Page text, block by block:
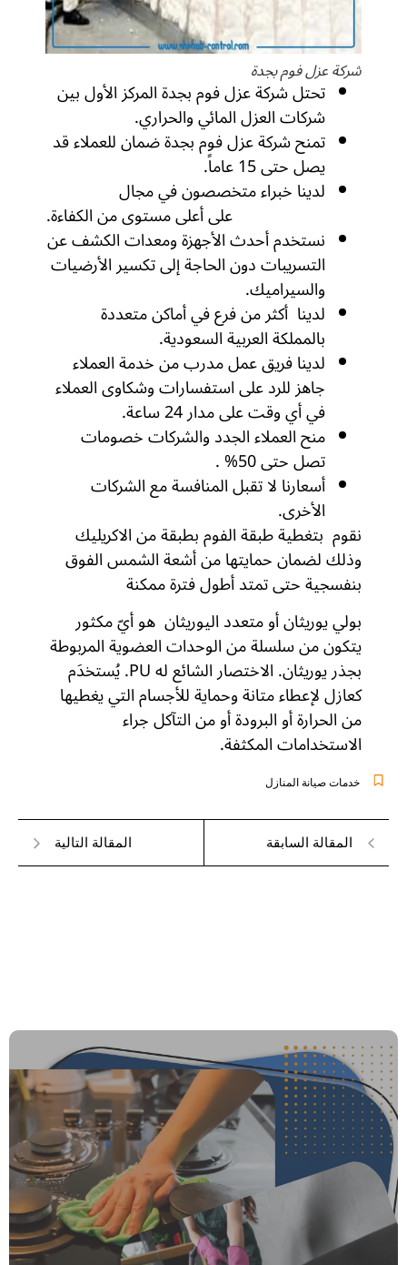
شركة عزل فوم بجدة
تحتل شركة عزل فوم بجدة المركز الأول بين
شركات العزل المائي والحراري.
تمنح شركة عزل فوم بجدة ضمان للعملاء قد
يصل حتى 15 عاماً.
لدينا خبراء متخصصون في مجال
على أعلى مستوى من الكفاءة.
نستخدم أحدث الأجهزة ومعدات الكشف عن
التسريبات دون الحاجة إلى تكسير الأرضيات
والسيراميك.
لدينا أكثر من فرع في أماكن متعددة
بالمملكة العربية السعودية.
لدينا فريق عمل مدرب من خدمة العملاء
جاهز للرد على استفسارات وشكاوى العملاء
في أي وقت على مدار 24 ساعة.
منح العملاء الجدد والشركات خصومات
تصل حتى 50% .
أسعارنا لا تقبل المنافسة مع الشركات
الأخرى.
نقوم بتغطية طبقة الفوم بطبقة من الاكريليك
وذلك لضمان حمايتها من أشعة الشمس الفوق
بنفسجية حتى تمتد أطول فترة ممكنة
بولي يوريثان أو متعدد اليوريثان ‏ هو أيّ مكثور
يتكون من سلسلة من الوحدات العضوية المربوطة
بجذر يوريثان. الاختصار الشائع له PU. يُستخدَم
كعازل لإعطاء متانة وحماية للأجسام التي يغطيها
من الحرارة أو البرودة أو من التآكل جراء
الاستخدامات المكثفة.
خدمات صيانة المنازل
المقالة السابقة المقالة التالية